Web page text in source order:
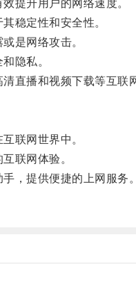
提升用户的网络速度。
稳定性和安全性。
是网络攻击。
隐私。
播和视频下载等互联
联网世界中。
联网体验。
，提供便捷的上网服务。